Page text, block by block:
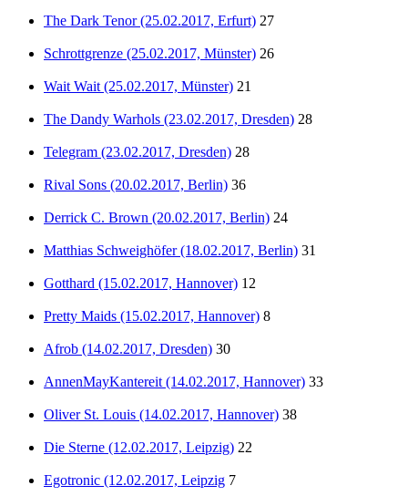
The Dark Tenor (25.02.2017, Erfurt) 27
Schrottgrenze (25.02.2017, Münster) 26
Wait Wait (25.02.2017, Münster) 21
The Dandy Warhols (23.02.2017, Dresden) 28
Telegram (23.02.2017, Dresden) 28
Rival Sons (20.02.2017, Berlin) 36
Derrick C. Brown (20.02.2017, Berlin) 24
Matthias Schweighöfer (18.02.2017, Berlin) 31
Gotthard (15.02.2017, Hannover) 12
Pretty Maids (15.02.2017, Hannover) 8
Afrob (14.02.2017, Dresden) 30
AnnenMayKantereit (14.02.2017, Hannover) 33
Oliver St. Louis (14.02.2017, Hannover) 38
Die Sterne (12.02.2017, Leipzig) 22
Egotronic (12.02.2017, Leipzig 7